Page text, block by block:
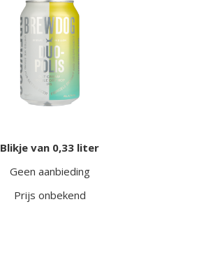
Blikje van 0,33 liter
Geen aanbieding
Prijs onbekend